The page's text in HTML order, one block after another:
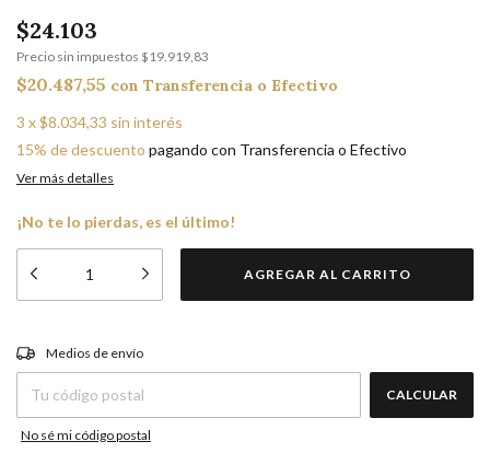
$24.103
Precio sin impuestos $19.919,83
$20.487,55 con Transferencia o Efectivo
3 x$8.034,33 sin interés
15% de descuento pagando con Transferencia o Efectivo
Ver más detalles
¡No te lo pierdas, es el último!
Entregas para el CP:
Medios de envío
CALCULAR
No sé mi código postal